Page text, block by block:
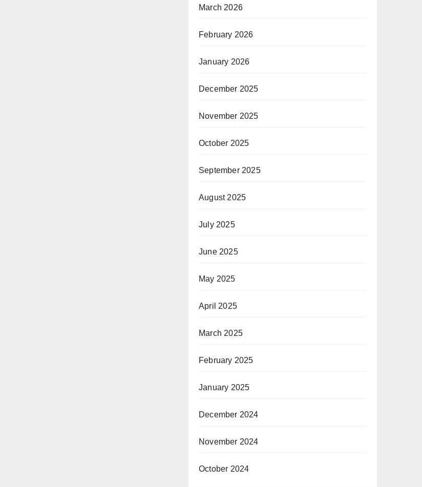
March 2026
February 2026
January 2026
December 2025
November 2025
October 2025
September 2025
August 2025
July 2025
June 2025
May 2025
April 2025
March 2025
February 2025
January 2025
December 2024
November 2024
October 2024